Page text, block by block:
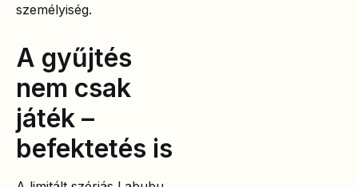
személyiség.
A gyűjtés
nem csak
játék –
befektetés is